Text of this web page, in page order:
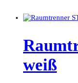
weiß